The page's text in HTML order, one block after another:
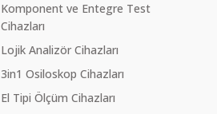
Komponent ve Entegre Test
Cihazları
Lojik Analizör Cihazları
3in1 Osiloskop Cihazları
El Tipi Ölçüm Cihazları